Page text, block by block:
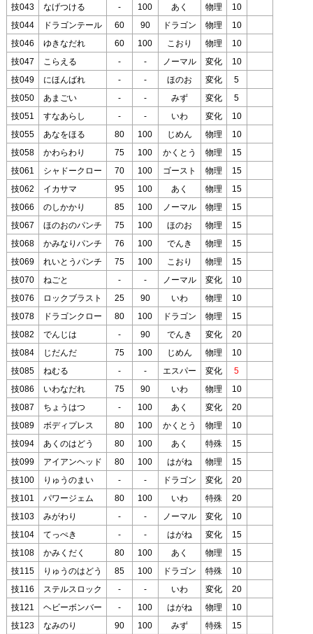
技043 なげつける - 100 あく 物理 10
技044 ドラゴンテール 60 90 ドラゴン 物理 10
技046 ゆきなだれ 60 100 こおり 物理 10
技047 こらえる - - ノーマル 変化 10
技049 にほんばれ - - ほのお 変化 5
技050 あまごい - - みず 変化 5
技051 すなあらし - - いわ 変化 10
技055 あなをほる 80 100 じめん 物理 10
技058 かわらわり 75 100 かくとう 物理 15
技061 シャドークロー 70 100 ゴースト 物理 15
技062 イカサマ 95 100 あく 物理 15
技066 のしかかり 85 100 ノーマル 物理 15
技067 ほのおのパンチ 75 100 ほのお 物理 15
技068 かみなりパンチ 76 100 でんき 物理 15
技069 れいとうパンチ 75 100 こおり 物理 15
技070 ねごと - - ノーマル 変化 10
技076 ロックブラスト 25 90 いわ 物理 10
技078 ドラゴンクロー 80 100 ドラゴン 物理 15
技082 でんじは - 90 でんき 変化 20
技084 じだんだ 75 100 じめん 物理 10
技085 ねむる - - エスパー 変化 5
技086 いわなだれ 75 90 いわ 物理 10
技087 ちょうはつ - 100 あく 変化 20
技089 ボディプレス 80 100 かくとう 物理 10
技094 あくのはどう 80 100 あく 特殊 15
技099 アイアンヘッド 80 100 はがね 物理 15
技100 りゅうのまい - - ドラゴン 変化 20
技101 パワージェム 80 100 いわ 特殊 20
技103 みがわり - - ノーマル 変化 10
技104 てっぺき - - はがね 変化 15
技108 かみくだく 80 100 あく 物理 15
技115 りゅうのはどう 85 100 ドラゴン 特殊 10
技116 ステルスロック - - いわ 変化 20
技121 ヘビーボンバー - 100 はがね 物理 10
技123 なみのり 90 100 みず 特殊 15